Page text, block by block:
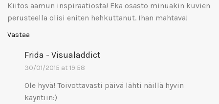
Kiitos aamun inspiraatiosta! Eka osasto minuakin kuvien
perusteella olisi eniten hehkuttanut. Ihan mahtava!
Vastaa
Frida - Visualaddict
30/01/2015 at 19:58
Ole hyvä! Toivottavasti päivä lähti näillä hyvin
käyntiin:)